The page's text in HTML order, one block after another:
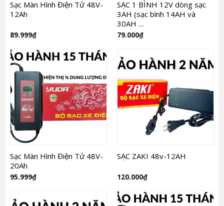
Sạc Màn Hình Điện Tử 48V-
12Ah
89.999₫
SẠC 1 BÌNH 12V dòng sạc
3AH (sạc bình 14AH và
30AH …
79.000₫
Sạc Màn Hình Điện Tử 48V-
20Ah
95.999₫
SẠC ZAKI 48v-12AH
120.000₫